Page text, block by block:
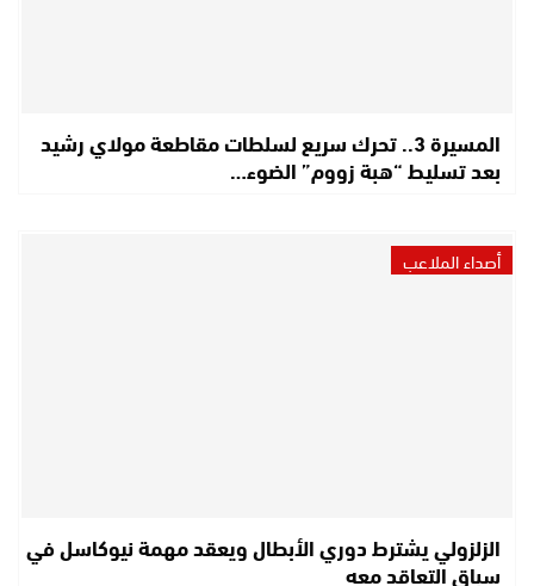
المسيرة 3.. تحرك سريع لسلطات مقاطعة مولاي رشيد
بعد تسليط “هبة زووم” الضوء…
أصداء الملاعب
الزلزولي يشترط دوري الأبطال ويعقد مهمة نيوكاسل في
سباق التعاقد معه